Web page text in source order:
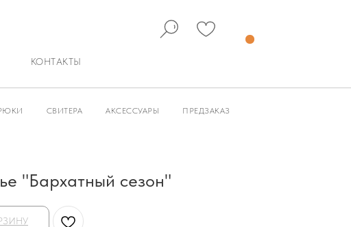
КОНТАКТЫ
СВИТЕРА АКСЕССУАРЫ ПРЕДЗАКАЗ
"Бархатный сезон"